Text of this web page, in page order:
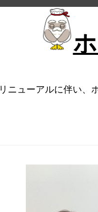
リニューアルに伴い、